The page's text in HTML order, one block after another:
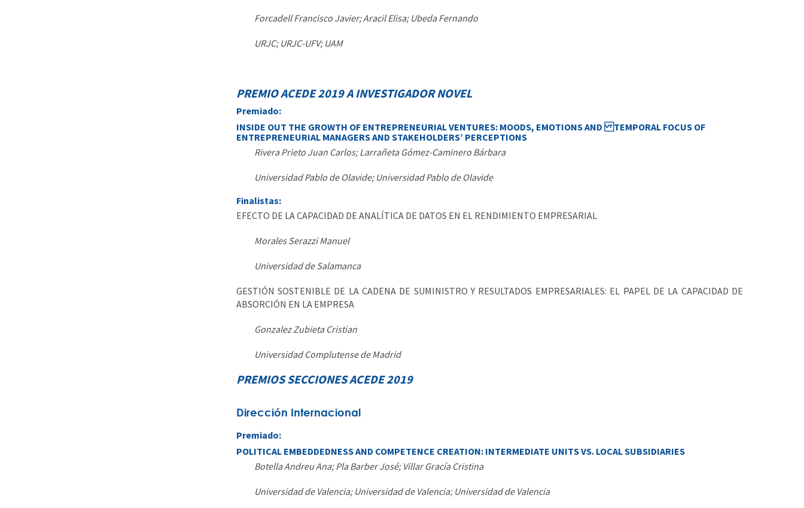
Forcadell Francisco Javier; Aracil Elisa; Ubeda Fernando
URJC; URJC-UFV; UAM
PREMIO ACEDE 2019 A INVESTIGADOR NOVEL
Premiado:
INSIDE OUT THE GROWTH OF ENTREPRENEURIAL VENTURES: MOODS, EMOTIONS AND TEMPORAL FOCUS OF
ENTREPRENEURIAL MANAGERS AND STAKEHOLDERS’ PERCEPTIONS
Rivera Prieto Juan Carlos; Larrañeta Gómez-Caminero Bárbara
Universidad Pablo de Olavide; Universidad Pablo de Olavide
Finalistas:
EFECTO DE LA CAPACIDAD DE ANALÍTICA DE DATOS EN EL RENDIMIENTO EMPRESARIAL
Morales Serazzi Manuel
Universidad de Salamanca
GESTIÓN SOSTENIBLE DE LA CADENA DE SUMINISTRO Y RESULTADOS EMPRESARIALES: EL PAPEL DE LA CAPACIDAD DE
ABSORCIÓN EN LA EMPRESA
Gonzalez Zubieta Cristian
Universidad Complutense de Madrid
PREMIOS SECCIONES ACEDE 2019
Dirección Internacional
Premiado:
POLITICAL EMBEDDEDNESS AND COMPETENCE CREATION: INTERMEDIATE UNITS VS. LOCAL SUBSIDIARIES
Botella Andreu Ana; Pla Barber José; Villar Gracía Cristina
Universidad de Valencia; Universidad de Valencia; Universidad de Valencia